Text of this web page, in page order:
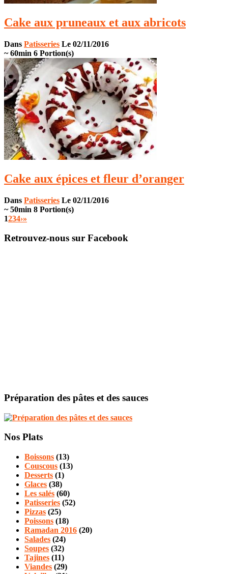
Cake aux pruneaux et aux abricots
Dans Patisseries Le 02/11/2016
~ 60min 6 Portion(s)
Cake aux épices et fleur d’oranger
Dans Patisseries Le 02/11/2016
~ 50min 8 Portion(s)
1234›»
Retrouvez-nous sur Facebook
Préparation des pâtes et des sauces
Nos Plats
Boissons (13)
Couscous (13)
Desserts (1)
Glaces (38)
Les salés (60)
Patisseries (52)
Pizzas (25)
Poissons (18)
Ramadan 2016 (20)
Salades (24)
Soupes (32)
Tajines (11)
Viandes (29)